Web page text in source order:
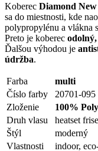
Koberec Diamond New
sa do miestnosti, kde
polypropylénu a vlákna
Preto je koberec
Ďalšou výhodou je
údržba.
Farba
multi
Číslo farby
20701-095
Zloženie
100%
Druh vlasu
heatset frise
Štýl
moderný
Vlastnosti
indoor,